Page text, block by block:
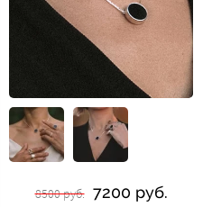
8500 руб. 7200 руб.